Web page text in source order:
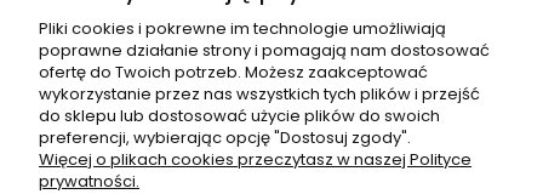
do koszyka
promocja
Pliki cookies i pokrewne im technologie umożliwiają
poprawne działanie strony i pomagają nam dostosować
ofertę do Twoich potrzeb. Możesz zaakceptować
wykorzystanie przez nas wszystkich tych plików i przejść
do sklepu lub dostosować użycie plików do swoich
preferencji, wybierając opcję "Dostosuj zgody".
Więcej o plikach cookies przeczytasz w naszej Polityce
prywatności.